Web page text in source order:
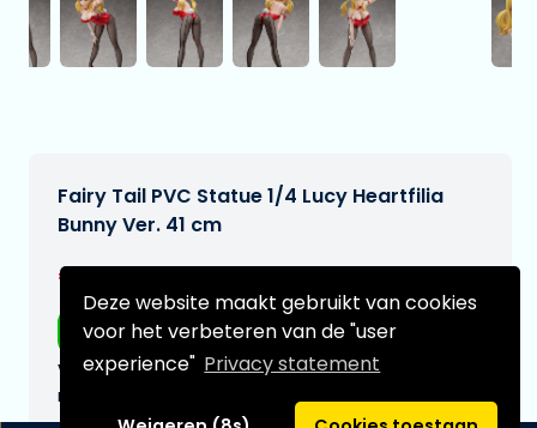
Deze website maakt gebruikt van cookies
voor het verbeteren van de "user
experience" Privacy statement
Fairy Tail PVC Statue 1/4 Lucy Heartfilia
Bunny Ver. 41 cm
€307,95
Gratis verzending
Verwachtte leverdatum:
n.v.t.